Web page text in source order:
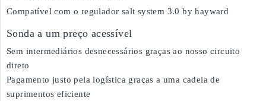
Compatível com o regulador salt system 3.0 by hayward
Sonda a um preço acessível
Sem intermediários desnecessários graças ao nosso circuito
direto
Pagamento justo pela logística graças a uma cadeia de
suprimentos eficiente